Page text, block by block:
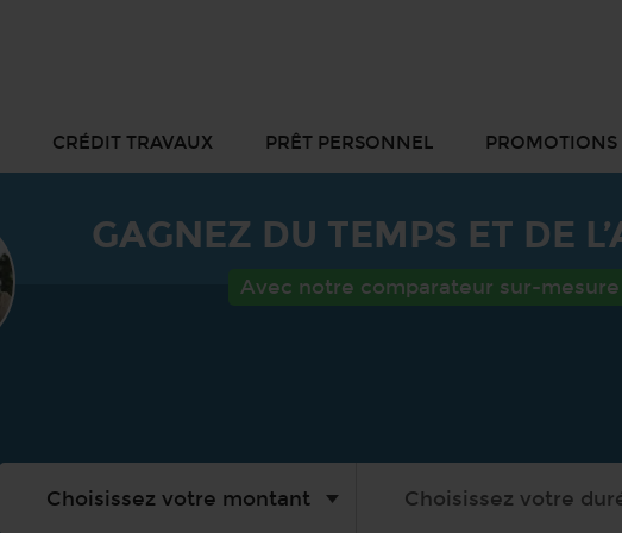
CRÉDIT TRAVAUX PRÊT PERSONNEL PROMOTIONS
GAGNEZ DU TEMPS ET DE
Avec notre comparateur sur-mesure